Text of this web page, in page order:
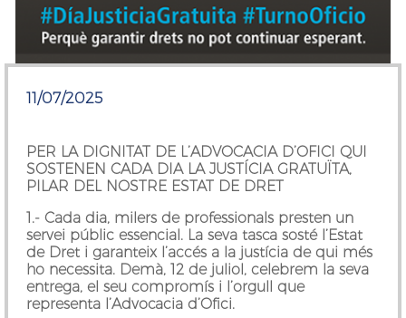
11/07/2025
PER LA DIGNITAT DE L’ADVOCACIA D’OFICI QUI
SOSTENEN CADA DIA LA JUSTÍCIA GRATUÏTA,
PILAR DEL NOSTRE ESTAT DE DRET
1.- Cada dia, milers de professionals presten un
servei públic essencial. La seva tasca sosté l’Estat
de Dret i garanteix l’accés a la justícia de qui més
ho necessita. Demà, 12 de juliol, celebrem la seva
entrega, el seu compromís i l’orgull que
representa l’Advocacia d’Ofici.